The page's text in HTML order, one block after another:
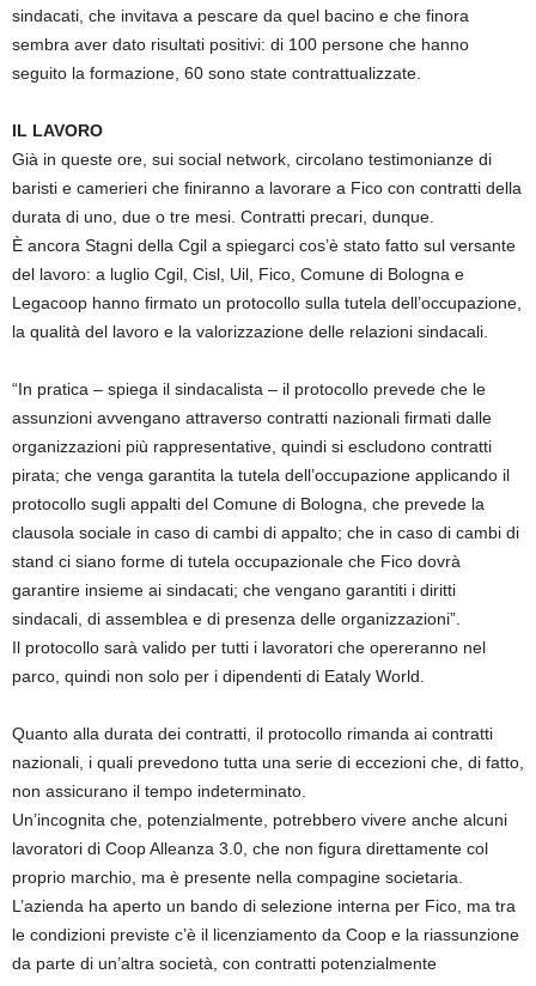
sindacati, che invitava a pescare da quel bacino e che finora
sembra aver dato risultati positivi: di 100 persone che hanno
seguito la formazione, 60 sono state contrattualizzate.
IL LAVORO
Già in queste ore, sui social network, circolano testimonianze di
baristi e camerieri che finiranno a lavorare a Fico con contratti della
durata di uno, due o tre mesi. Contratti precari, dunque.
È ancora Stagni della Cgil a spiegarci cos’è stato fatto sul versante
del lavoro: a luglio Cgil, Cisl, Uil, Fico, Comune di Bologna e
Legacoop hanno firmato un protocollo sulla tutela dell’occupazione,
la qualità del lavoro e la valorizzazione delle relazioni sindacali.
“In pratica – spiega il sindacalista – il protocollo prevede che le
assunzioni avvengano attraverso contratti nazionali firmati dalle
organizzazioni più rappresentative, quindi si escludono contratti
pirata; che venga garantita la tutela dell’occupazione applicando il
protocollo sugli appalti del Comune di Bologna, che prevede la
clausola sociale in caso di cambi di appalto; che in caso di cambi di
stand ci siano forme di tutela occupazionale che Fico dovrà
garantire insieme ai sindacati; che vengano garantiti i diritti
sindacali, di assemblea e di presenza delle organizzazioni”.
Il protocollo sarà valido per tutti i lavoratori che opereranno nel
parco, quindi non solo per i dipendenti di Eataly World.
Quanto alla durata dei contratti, il protocollo rimanda ai contratti
nazionali, i quali prevedono tutta una serie di eccezioni che, di fatto,
non assicurano il tempo indeterminato.
Un’incognita che, potenzialmente, potrebbero vivere anche alcuni
lavoratori di Coop Alleanza 3.0, che non figura direttamente col
proprio marchio, ma è presente nella compagine societaria.
L’azienda ha aperto un bando di selezione interna per Fico, ma tra
le condizioni previste c’è il licenziamento da Coop e la riassunzione
da parte di un’altra società, con contratti potenzialmente